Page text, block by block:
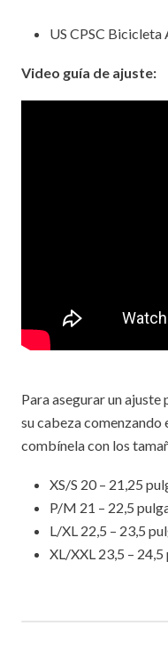
US CPSC
Video guía de ajuste:
Para asegurar un
su cabeza comenzando
combínela con los
XS/S 20 – 21,25
P/M 21 – 22,5
L/XL 22,5 – 23,5
XL/XXL 23,5 –